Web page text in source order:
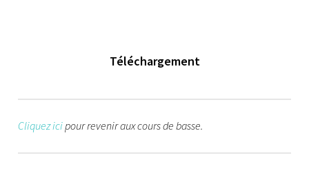
Téléchargement
Cliquez icipour revenir aux cours de basse.